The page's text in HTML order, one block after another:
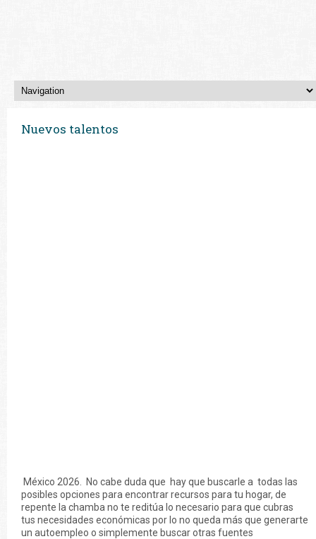
Nuevos talentos
México 2026. No cabe duda que hay que buscarle a todas las
posibles opciones para encontrar recursos para tu hogar, de
repente la chamba no te reditúa lo necesario para que cubras
tus necesidades económicas por lo no queda más que generarte
un autoempleo o simplemente buscar otras fuentes